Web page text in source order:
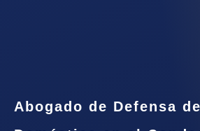
Abogado de Defensa